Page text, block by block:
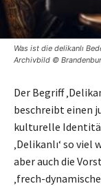
Was ist die delikanlı
Archivbild ©
Der Begriff
beschreibt einen
kulturelle
‚Delikanlı‘ so
aber auch die
‚frech-